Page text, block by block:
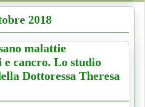
2018
malattie
cancro. Lo studio
Dottoressa Theresa